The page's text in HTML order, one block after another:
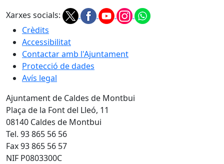
Xarxes socials:
Crèdits
Accessibilitat
Contactar amb l'Ajuntament
Protecció de dades
Avís legal
Ajuntament de Caldes de Montbui
Plaça de la Font del Lleó, 11
08140 Caldes de Montbui
Tel. 93 865 56 56
Fax 93 865 56 57
NIF P0803300C